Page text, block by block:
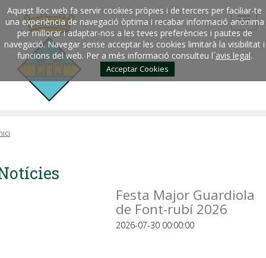
Aquest lloc web fa servir cookies pròpies i de tercers per faciliar-te
una experiència de navegació òptima i recabar informació anònima
per millorar i adaptar-nos a les teves preferències i pautes de
navegació. Navegar sense acceptar les cookies limitarà la visibilitat i
funcions del web. Per a més informació consulteu l´avis legal.
Acceptar Cookies
Festa Major Guardiola
de Font-rubí 2026
2026-07-30 00:00:00